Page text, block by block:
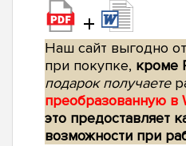
+
Наш сайт выгодно
при покупке, кроме
подарок получаете
преобразованную в
это предоставляет
возможности при